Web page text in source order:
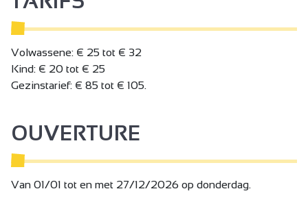
Hauterives.
In winter, come and join us in the Vercors to enjoy a dog
sledding experience, or for the more sporty, an introduction
to sled driving or skijoring.
Volwassene: € 25 tot € 32
Kind: € 20 tot € 25
Gezinstarief: € 85 tot € 105.
OUVERTURE
Van 01/01 tot en met 27/12/2026 op donderdag.